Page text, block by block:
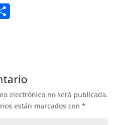
S
electrónico no será publicada.
están marcados con *